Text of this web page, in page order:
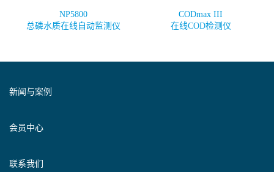
NP5800
总磷水质在线自动监测仪
CODmax III
在线COD检测仪
新闻与案例
会员中心
联系我们